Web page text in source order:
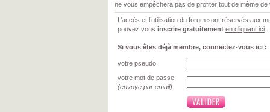
ne vous empêchera pas de profiter tout de même
L’accès et l’utilisation du forum sont réservés aux
pouvez vous inscrire gratuitement en cliquant ici
Si vous êtes déjà membre, connectez-vous ici :
votre pseudo :
votre mot de passe
(envoyé par email)